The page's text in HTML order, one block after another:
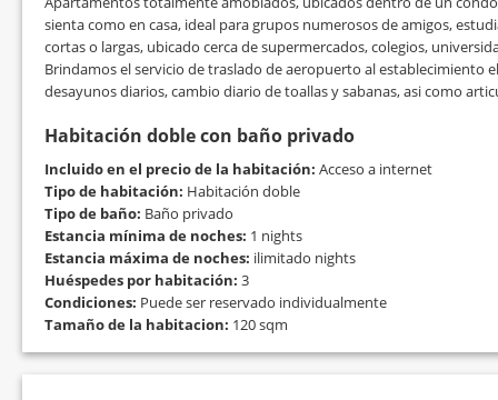
sienta como en casa, ideal para grupos numerosos de amigos,
cortas o largas, ubicado cerca de supermercados, colegios,
Brindamos el servicio de traslado de aeropuerto al establecimiento
desayunos diarios, cambio diario de toallas y sabanas, asi como
Habitación doble con baño privado
Incluido en el precio de la habitación: Acceso a internet
Tipo de habitación: Habitación doble
Tipo de baño: Baño privado
Estancia mínima de noches: 1 nights
Estancia máxima de noches: ilimitado nights
Huéspedes por habitación: 3
Condiciones: Puede ser reservado individualmente
Tamaño de la habitacion: 120 sqm